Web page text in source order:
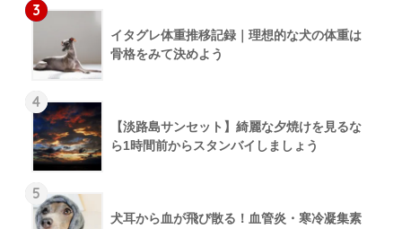
3
イタグレ体重推移記録｜理想的な犬の体重は
骨格をみて決めよう
4
【淡路島サンセット】綺麗な夕焼けを見るな
ら1時間前からスタンバイしましょう
5
犬耳から血が飛び散る！血管炎・寒冷凝集素